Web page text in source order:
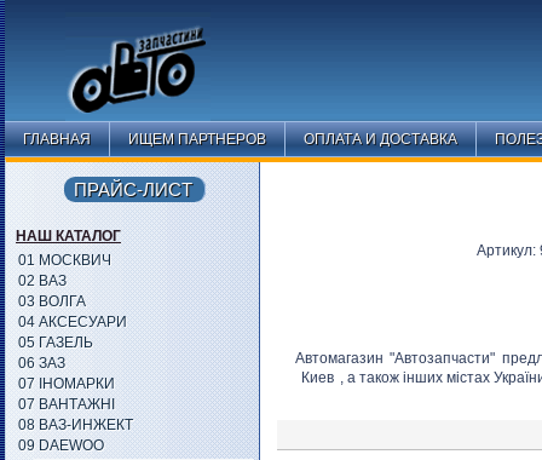
ГЛАВНАЯ ИЩЕМ ПАРТНЕРОВ ОПЛАТА И ДОСТАВКА
Автомагазин "Автозапчасти"
Киев , а також інших містах
ПРАЙС-ЛИСТ
НАШ КАТАЛОГ
01 МОСКВИЧ
02 ВАЗ
03 ВОЛГА
04 АКСЕСУАРИ
05 ГАЗЕЛЬ
06 ЗАЗ
07 ІНОМАРКИ
07 ВАНТАЖНІ
08 ВАЗ-ИНЖЕКТ
09 DAEWOO